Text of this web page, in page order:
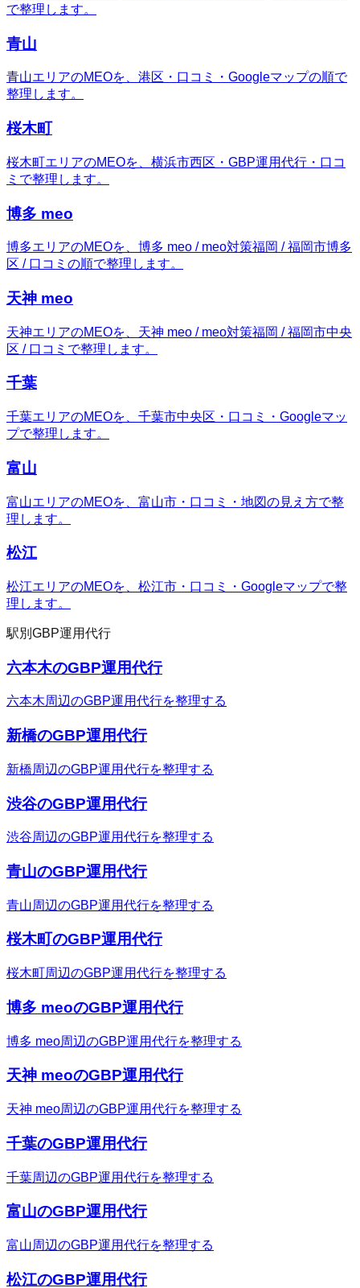
で整理します。
青山
青山エリアのMEOを、港区・口コミ・Googleマップの順で
整理します。
桜木町
桜木町エリアのMEOを、横浜市西区・GBP運用代行・口コ
ミで整理します。
博多 meo
博多エリアのMEOを、博多 meo / meo対策福岡 / 福岡市博多
区 / 口コミの順で整理します。
天神 meo
天神エリアのMEOを、天神 meo / meo対策福岡 / 福岡市中央
区 / 口コミで整理します。
千葉
千葉エリアのMEOを、千葉市中央区・口コミ・Googleマッ
プで整理します。
富山
富山エリアのMEOを、富山市・口コミ・地図の見え方で整
理します。
松江
松江エリアのMEOを、松江市・口コミ・Googleマップで整
理します。
駅別GBP運用代行
六本木のGBP運用代行
六本木周辺のGBP運用代行を整理する
新橋のGBP運用代行
新橋周辺のGBP運用代行を整理する
渋谷のGBP運用代行
渋谷周辺のGBP運用代行を整理する
青山のGBP運用代行
青山周辺のGBP運用代行を整理する
桜木町のGBP運用代行
桜木町周辺のGBP運用代行を整理する
博多 meoのGBP運用代行
博多 meo周辺のGBP運用代行を整理する
天神 meoのGBP運用代行
天神 meo周辺のGBP運用代行を整理する
千葉のGBP運用代行
千葉周辺のGBP運用代行を整理する
富山のGBP運用代行
富山周辺のGBP運用代行を整理する
松江のGBP運用代行